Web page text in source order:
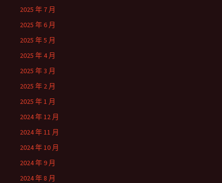
2025 年 7 月
2025 年 6 月
2025 年 5 月
2025 年 4 月
2025 年 3 月
2025 年 2 月
2025 年 1 月
2024 年 12 月
2024 年 11 月
2024 年 10 月
2024 年 9 月
2024 年 8 月